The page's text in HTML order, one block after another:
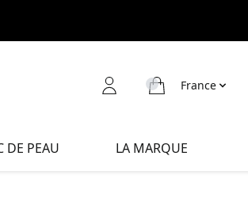
France
DE PEAU LA MARQUE